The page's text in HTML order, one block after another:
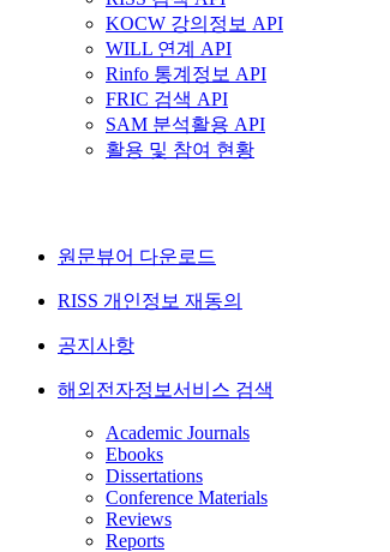
KOCW 강의정보 API
WILL 연계 API
Rinfo 통계정보 API
FRIC 검색 API
SAM 분석활용 API
활용 및 참여 현황
원문뷰어 다운로드
RISS 개인정보 재동의
공지사항
해외전자정보서비스 검색
Academic Journals
Ebooks
Dissertations
Conference Materials
Reviews
Reports